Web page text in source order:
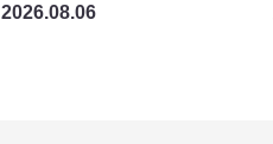
2026.08.06